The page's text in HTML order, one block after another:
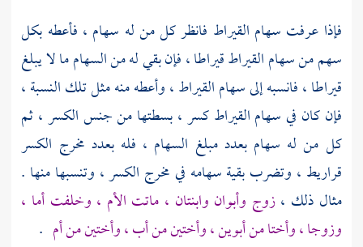
فإذا عرفت سهام القيراط فانظر كل من له سهام ، فأعطه بكل
سهم من سهام القيراط قيراطا ، فإن بقي له من السهام ما لا يبلغ
قيراطا ، فانسبه إلى سهام القيراط ، وأعطه منه مثل تلك النسبة ،
فإن كان في سهام القيراط كسر ، بسطتها من جنس الكسر ، ثم
كل من له سهام بعدد مبلغ السهام ، فله بعدد مخرج الكسر
قراريط ، وتضرب بقية سهامه في مخرج الكسر ، وتنسبها منها .
مثال ذلك ،زوج وأبوان وابنتان ، ماتت الأم ، وخلفت أما ،
وزوجا ، وأختا من أبوين ، وأختين من أب ، وأختين من أم .